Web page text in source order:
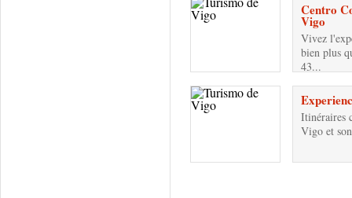
Centro
Vigo
Vivez
bien plus
43...
Itinéraires
Vigo et